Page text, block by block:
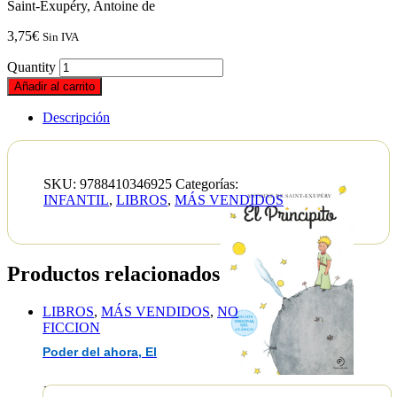
Saint-Exupéry, Antoine de
3,75€ Sin IVA
Quantity
Añadir al carrito
Descripción
EAN :9788410346925
SKU: 9788410346925 Categorías:
INFANTIL, LIBROS, MÁS VENDIDOS
Productos relacionados
LIBROS, MÁS VENDIDOS, NO
FICCION
Poder del ahora, El